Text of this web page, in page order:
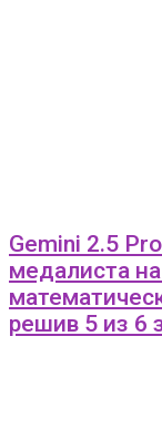
Gemini 2.5
медалиста
решив 5 из 6